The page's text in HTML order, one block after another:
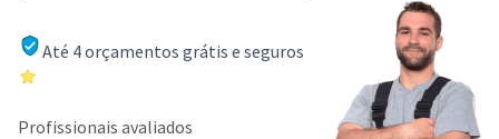
Até 4 orçamentos grátis e seguros
Profissionais avaliados